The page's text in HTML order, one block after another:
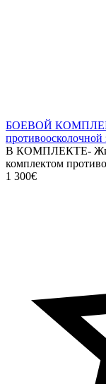
БОЕВОЙ КОМПЛЕКТ
В КОМПЛЕКТЕ-
комплектом
1 300€